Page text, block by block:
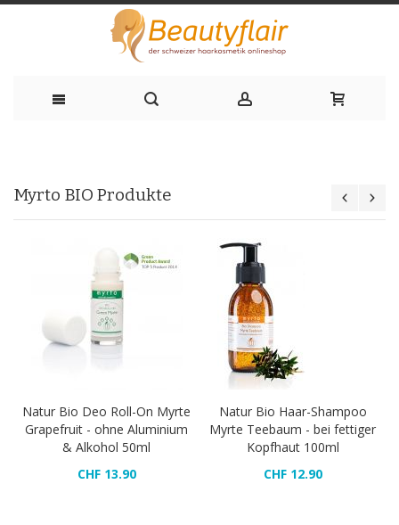
springen
Myrto BIO Produkte
Natur Bio Deo Roll-On Myrte
Grapefruit - ohne Aluminium
& Alkohol 50ml
CHF 13.90
Natur Bio Haar-Shampoo
Myrte Teebaum - bei fettiger
Kopfhaut 100ml
CHF 12.90